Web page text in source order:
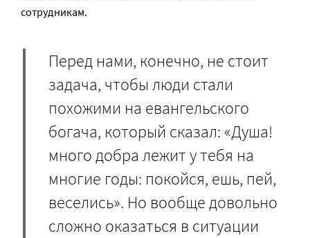
сотрудникам.
Перед нами, конечно, не стоит
задача, чтобы люди стали
похожими на евангельского
богача, который сказал: «Душа!
много добра лежит у тебя на
многие годы: покойся, ешь, пей,
веселись». Но вообще довольно
сложно оказаться в ситуации